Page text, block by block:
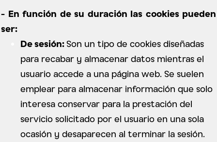
- En función de su duración las cookies pueden
ser:
De sesión:Son un tipo de cookies diseñadas
para recabar y almacenar datos mientras el
usuario accede a una página web. Se suelen
emplear para almacenar información que solo
interesa conservar para la prestación del
servicio solicitado por el usuario en una sola
ocasión y desaparecen al terminar la sesión.